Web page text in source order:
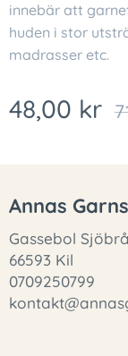
innebär att
huden i stor
madrasser etc.
48,00 kr
Annas
Gassebol
66593 Kil
0709250799